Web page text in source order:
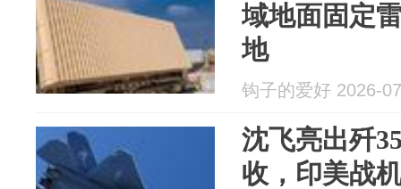
域地面固定
地
钩子的爱好 2026-
沈飞亮出歼
收，印美战